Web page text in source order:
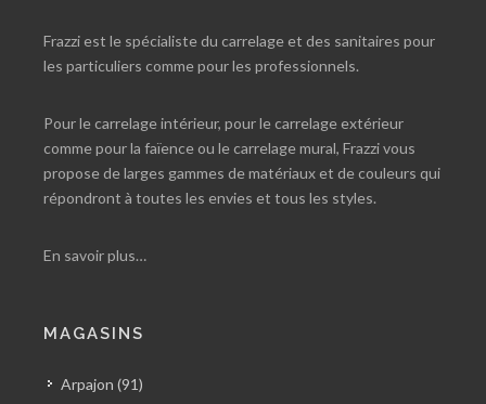
Frazzi est le spécialiste du carrelage et des sanitaires pour
les particuliers comme pour les professionnels.
Pour le carrelage intérieur, pour le carrelage extérieur
comme pour la faïence ou le carrelage mural, Frazzi vous
propose de larges gammes de matériaux et de couleurs qui
répondront à toutes les envies et tous les styles.
En savoir plus…
MAGASINS
Arpajon (91)